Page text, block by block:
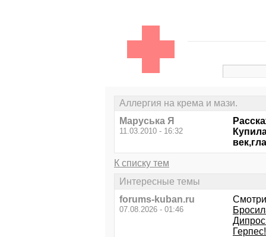
Аллергия на крема и мази.
Маруська Я
11.03.2010 - 16:32
К списку тем
Интересные темы
forums-kuban.ru
07.08.2026 - 01:46